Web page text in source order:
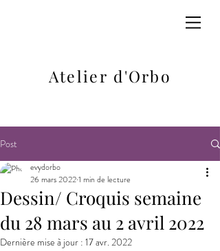
Atelier d'Orbo
Post
Dessin/ Croquis semaine
du 28 mars au 2 avril 2022
evydorbo
26 mars 20221 min de lecture
Dernière mise à jour : 17 avr. 2022